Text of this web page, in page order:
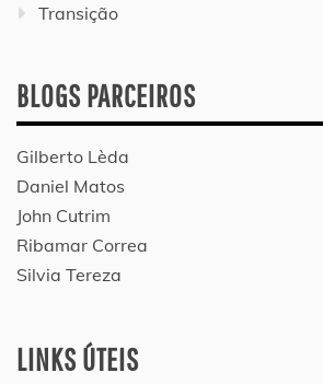
Transição
BLOGS PARCEIROS
Gilberto Lèda
Daniel Matos
John Cutrim
Ribamar Correa
Silvia Tereza
LINKS ÚTEIS